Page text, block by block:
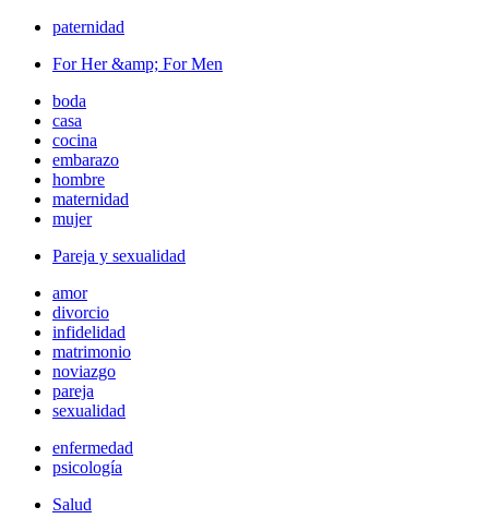
paternidad
For Her &amp; For Men
boda
casa
cocina
embarazo
hombre
maternidad
mujer
Pareja y sexualidad
amor
divorcio
infidelidad
matrimonio
noviazgo
pareja
sexualidad
enfermedad
psicología
Salud